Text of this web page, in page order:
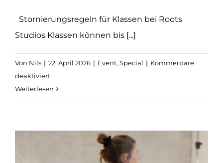
Stornierungsregeln für Klassen bei Roots
Studios Klassen können bis [...]
Von Nils | 22. April 2026 | Event, Special | Kommentare
deaktiviertfür
Altona:
Weiterlesen